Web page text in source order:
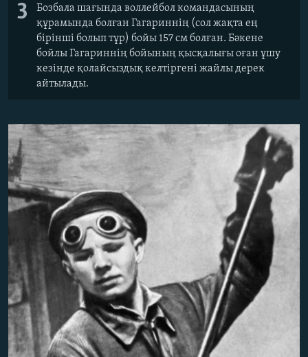
3
Бозбала шағында воллейбол командасының
құрамында болған Гагариннің (сол жақта ең
бірінші болып тұр) бойы 157 см болған. Бәкене
бойлы Гагариннің бойының қысқалығы оған ұшу
кезінде қолайсыздық келтіргені жайлы дерек
айтылады.